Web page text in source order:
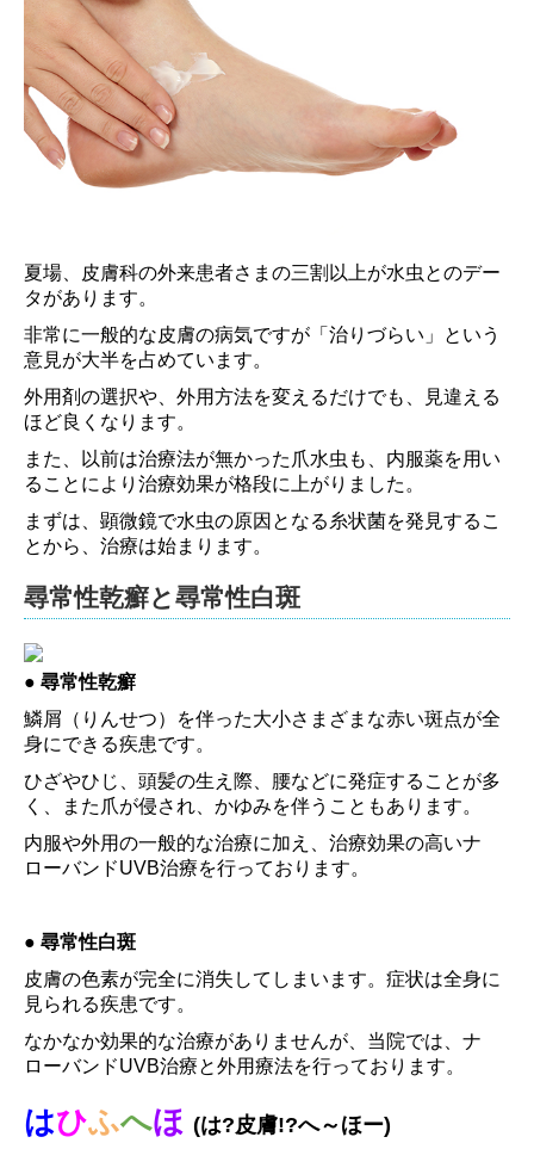
夏場、皮膚科の外来患者さまの三割以上が水虫とのデー
タがあります。
非常に一般的な皮膚の病気ですが「治りづらい」という
意見が大半を占めています。
外用剤の選択や、外用方法を変えるだけでも、見違える
ほど良くなります。
また、以前は治療法が無かった爪水虫も、内服薬を用い
ることにより治療効果が格段に上がりました。
まずは、顕微鏡で水虫の原因となる糸状菌を発見するこ
とから、治療は始まります。
尋常性乾癬と尋常性白斑
● 尋常性乾癬
鱗屑（りんせつ）を伴った大小さまざまな赤い斑点が全
身にできる疾患です。
ひざやひじ、頭髪の生え際、腰などに発症することが多
く、また爪が侵され、かゆみを伴うこともあります。
内服や外用の一般的な治療に加え、治療効果の高いナ
ローバンドUVB治療を行っております。
● 尋常性白斑
皮膚の色素が完全に消失してしまいます。症状は全身に
見られる疾患です。
なかなか効果的な治療がありませんが、当院では、ナ
ローバンドUVB治療と外用療法を行っております。
はひふへほ (は?皮膚!?へ～ほー)